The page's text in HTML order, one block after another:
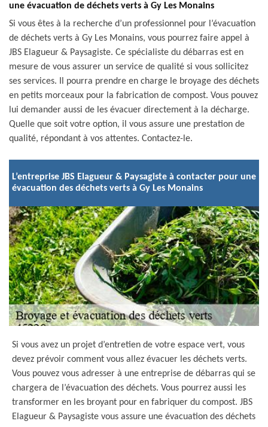
une évacuation de déchets verts à Gy Les Monains
Si vous êtes à la recherche d’un professionnel pour l’évacuation
de déchets verts à Gy Les Monains, vous pourrez faire appel à
JBS Elagueur & Paysagiste. Ce spécialiste du débarras est en
mesure de vous assurer un service de qualité si vous sollicitez
ses services. Il pourra prendre en charge le broyage des déchets
en petits morceaux pour la fabrication de compost. Vous pouvez
lui demander aussi de les évacuer directement à la décharge.
Quelle que soit votre option, il vous assure une prestation de
qualité, répondant à vos attentes. Contactez-le.
L’entreprise JBS Elagueur & Paysagiste à contacter pour une
évacuation des déchets verts à Gy Les Monains
Si vous avez un projet d’entretien de votre espace vert, vous
devez prévoir comment vous allez évacuer les déchets verts.
Vous pouvez vous adresser à une entreprise de débarras qui se
chargera de l’évacuation des déchets. Vous pourrez aussi les
transformer en les broyant pour en fabriquer du compost. JBS
Elagueur & Paysagiste vous assure une évacuation des déchets